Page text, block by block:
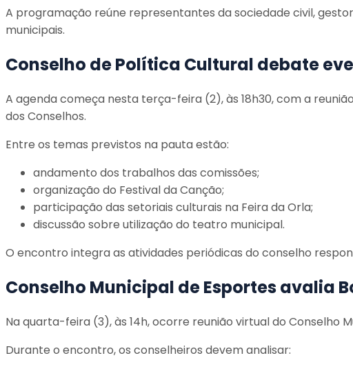
A programação reúne representantes da sociedade civil,
municipais.
Conselho de Política Cultural debate
A agenda começa nesta terça-feira (2), às 18h30, com a
dos Conselhos.
Entre os temas previstos na pauta estão:
andamento dos trabalhos das comissões;
organização do Festival da Canção;
participação das setoriais culturais na Feira da Orla;
discussão sobre utilização do teatro municipal.
O encontro integra as atividades periódicas do conselho
Conselho Municipal de Esportes avalia
Na quarta-feira (3), às 14h, ocorre reunião virtual do Conselho
Durante o encontro, os conselheiros devem analisar: